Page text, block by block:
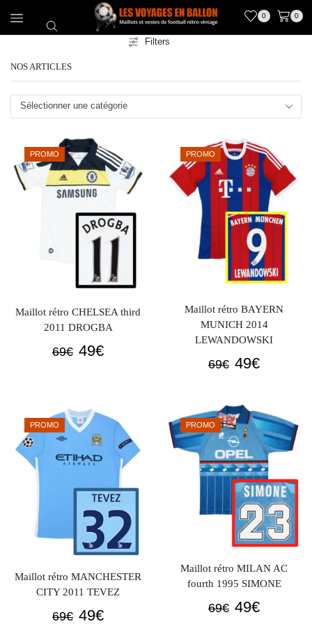
0 0
Filters
NOS ARTICLES
Sélectionner une catégorie
PROMO
Maillot rétro CHELSEA third
2011 DROGBA
69€ Le
69€.
49€Le
49€.
PROMO
Maillot rétro BAYERN
MUNICH 2014
LEWANDOWSKI
69€ Le
était :
69€.
49€Le
est :
49€.
PROMO
Maillot rétro MANCHESTER
CITY 2011 TEVEZ
69€ Le
49€Le
PROMO
Maillot rétro MILAN AC
fourth 1995 SIMONE
69€ Le
49€Le